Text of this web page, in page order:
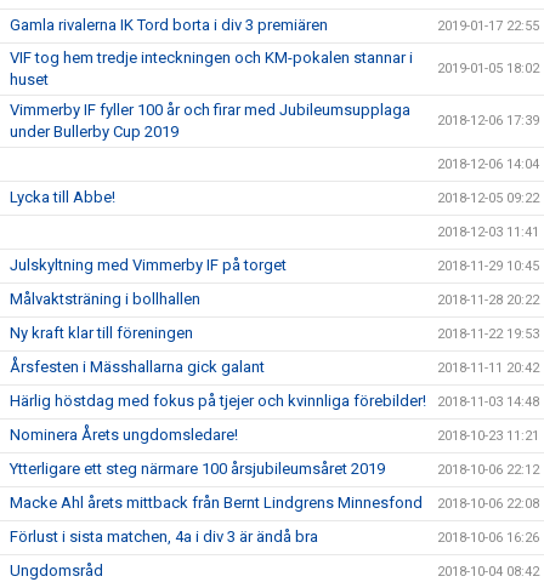
Gamla rivalerna IK Tord borta i div 3 premiären 2019-01-17 22:55
VIF tog hem tredje inteckningen och KM-pokalen stannar i
huset
2019-01-05 18:02
Vimmerby IF fyller 100 år och firar med Jubileumsupplaga
under Bullerby Cup 2019
2018-12-06 17:39
2018-12-06 14:04
Lycka till Abbe! 2018-12-05 09:22
2018-12-03 11:41
Julskyltning med Vimmerby IF på torget 2018-11-29 10:45
Målvaktsträning i bollhallen 2018-11-28 20:22
Ny kraft klar till föreningen 2018-11-22 19:53
Årsfesten i Mässhallarna gick galant 2018-11-11 20:42
Härlig höstdag med fokus på tjejer och kvinnliga förebilder! 2018-11-03 14:48
Nominera Årets ungdomsledare! 2018-10-23 11:21
Ytterligare ett steg närmare 100 årsjubileumsåret 2019 2018-10-06 22:12
Macke Ahl årets mittback från Bernt Lindgrens Minnesfond 2018-10-06 22:08
Förlust i sista matchen, 4a i div 3 är ändå bra 2018-10-06 16:26
Ungdomsråd 2018-10-04 08:42